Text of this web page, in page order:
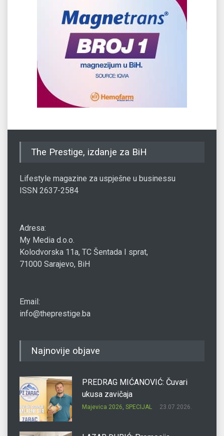
The Prestige, izdanje za BiH
Lifestyle magazine za uspješne u businessu
ISSN 2637-2584
Adresa:
My Media d.o.o.
Kolodvorska 11a, TC Šentada I sprat,
71000 Sarajevo, BiH
Email:
info@theprestige.ba
Najnovije objave
PREDRAG MIĆANOVIĆ: Čuvari
ukusa zavičaja
Majevica 2026, SPECIJAL 23.07.2026.